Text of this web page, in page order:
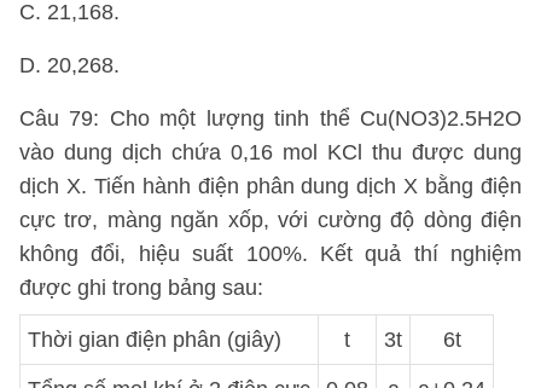
C. 21,168.
D. 20,268.
Câu 79: Cho một lượng tinh thể Cu(NO3)2.5H2O
vào dung dịch chứa 0,16 mol KCl thu được dung
dịch X. Tiến hành điện phân dung dịch X bằng điện
cực trơ, màng ngăn xốp, với cường độ dòng điện
không đổi, hiệu suất 100%. Kết quả thí nghiệm
được ghi trong bảng sau:
Thời gian điện phân (giây) t 3t 6t